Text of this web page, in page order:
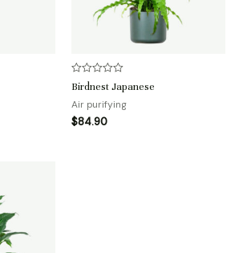
评
分
0
&sol;
5
Birdnest Japanese
Air purifying
$84.90